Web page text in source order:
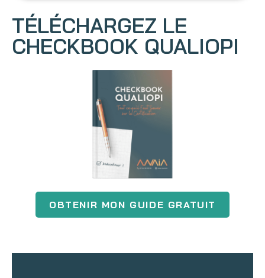
TÉLÉCHARGEZ LE
CHECKBOOK QUALIOPI
OBTENIR MON GUIDE GRATUIT